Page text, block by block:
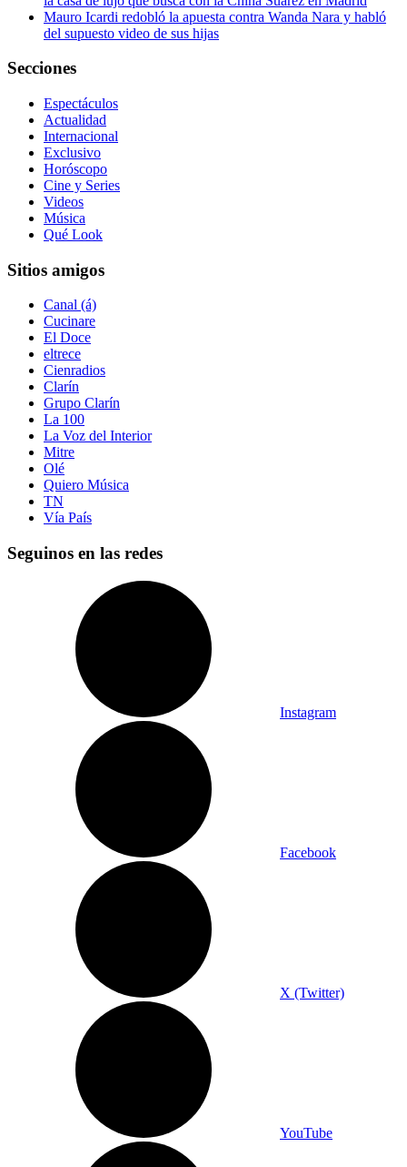
Mauro Icardi redobló la apuesta contra Wanda Nara y habló
del supuesto video de sus hijas
Secciones
Espectáculos
Actualidad
Internacional
Exclusivo
Horóscopo
Cine y Series
Videos
Música
Qué Look
Sitios amigos
Canal (á)
Cucinare
El Doce
eltrece
Cienradios
Clarín
Grupo Clarín
La 100
La Voz del Interior
Mitre
Olé
Quiero Música
TN
Vía País
Seguinos en las redes
Instagram
Facebook
X (Twitter)
YouTube